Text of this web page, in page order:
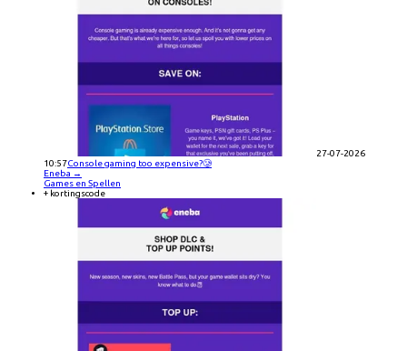
27-07-2026
10:57Console gaming too expensive?🥲
Eneba →
Games en Spellen
+ kortingscode